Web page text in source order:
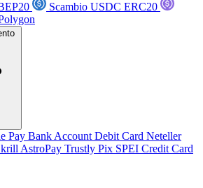
Scambio USDC ERC20
Pay Bank Account Debit Card Neteller
AstroPay Trustly Pix SPEI Credit Card